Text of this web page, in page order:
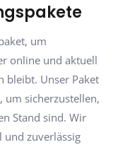
um
online und aktuell
bleibt. Unser Paket
um sicherzustellen,
Stand sind. Wir
und zuverlässig